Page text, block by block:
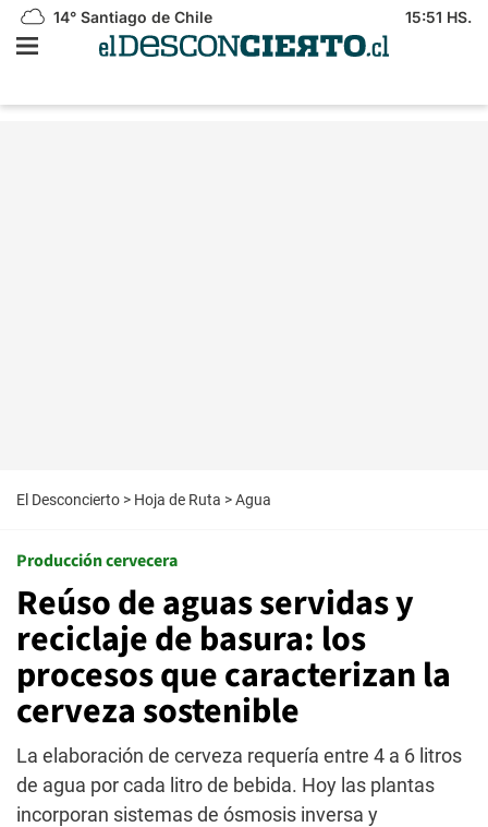
14° Santiago de Chile 15:51 HS.
El Desconcierto > Hoja de Ruta >Agua
Producción cervecera
Reúso de aguas servidas y
reciclaje de basura: los
procesos que caracterizan la
cerveza sostenible
La elaboración de cerveza requería entre 4 a 6 litros
de agua por cada litro de bebida. Hoy las plantas
incorporan sistemas de ósmosis inversa y